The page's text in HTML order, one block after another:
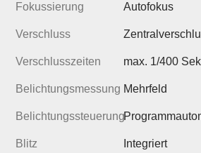
Fokussierung Autofokus
Verschluss
Verschlusszeiten max. 1/400
Belichtungsmessung Mehrfeld
Belichtungssteuerung
Blitz Integriert